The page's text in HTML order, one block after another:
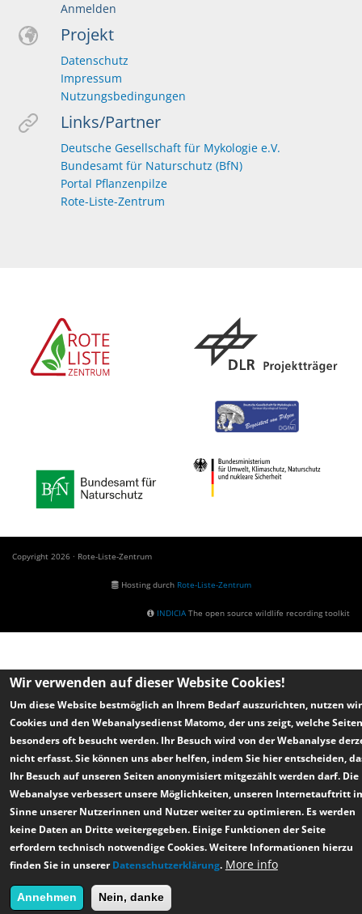
Anmelden
Projekt
Datenschutz
Impressum
Nutzungsbedingungen
Links/Partner
Deutsche Gesellschaft für Mykologie e.V.
Bundesamt für Naturschutz (BfN)
Portal Pflanzenpilze
Rote-Liste-Zentrum
Copyright 2026 · Rote-Liste-Zentrum
Hosting durch Rote-Liste-Zentrum
INDICIA The open source wildlife recording toolkit
Wir verwenden auf dieser Website Cookies!
Um diese Website bestmöglich an Ihrem Bedarf auszurichten, nutzen wir
Cookies und den Webanalysedienst Matomo, der uns zeigt, welche Seiten
besonders oft besucht werden. Ihr Besuch wird von der Webanalyse
nicht erfasst. Sie können uns aber helfen, indem Sie hier entscheiden,
Ihr Besuch auf unseren Seiten anonymisiert mitgezählt werden darf. Die
Webanalyse verbessert unsere Möglichkeiten, unseren Internetauftritt
Sinne unserer Nutzerinnen und Nutzer weiter zu optimieren. Es werden
keine Daten an Dritte weitergegeben. Einige Funktionen der Seite
erfordern technisch notwendige Cookies. Weitere Informationen hierzu
finden Sie in unsererDatenschutzerklärung. More info
Annehmen Nein, danke